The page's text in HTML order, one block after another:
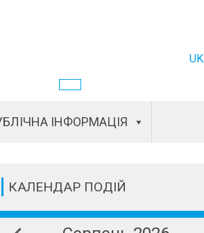
UK
ІНФОРМАЦІЯ
КАЛЕНДАР ПОДІЙ